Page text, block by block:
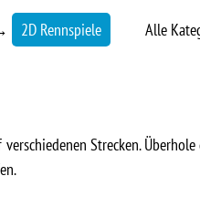
2D Rennspiele Alle
Strecken.